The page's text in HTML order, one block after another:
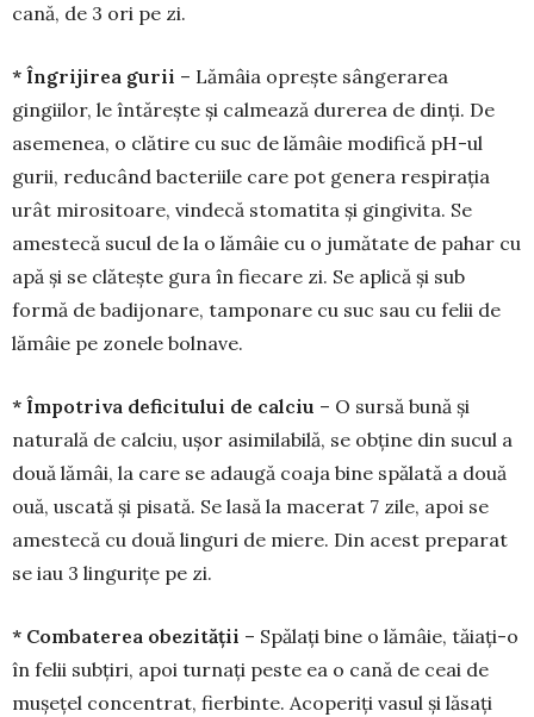
cană, de 3 ori pe zi.
* Îngrijirea gurii – Lămâia o­preș­te sângerarea
gingiilor, le întărește și calmează durerea de dinți. De
aseme­nea, o clătire cu suc de lămâie mo­di­­fică pH-ul
gurii, reducând bac­teriile care pot genera res­pirația
urât mirositoare, vin­decă stomatita și gingivita. Se
amestecă sucul de la o lămâie cu o ju­mătate de pahar cu
apă și se clătește gura în fie­care zi. Se aplică și sub
formă de badijonare, tam­po­nare cu suc sau cu felii de
lămâie pe zonele bolnave.
* Împotriva deficitului de calciu – O sursă bună și
naturală de calciu, ușor asimilabilă, se obți­ne din sucul a
două lămâi, la care se adaugă coa­ja bine spălată a două
ouă, uscată și pisată. Se lasă la macerat 7 zile, apoi se
amestecă cu două lin­guri de miere. Din acest preparat
se iau 3 lingurițe pe zi.
* Combaterea obezității – Spălați bine o lămâie, tăiați-o
în felii subțiri, apoi turnați peste ea o cană de ceai de
mușețel concentrat, fierbinte. Aco­periți vasul și lăsați